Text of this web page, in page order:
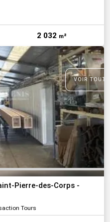
2 032 m²
VOIR
Pierre-des-Corps -
Tours